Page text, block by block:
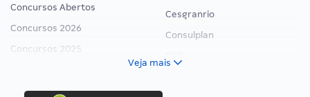
Concursos Abertos
Concursos 2026
Concursos 2025
Concurso Ibama
Cesgranrio
Consulplan
Veja mais